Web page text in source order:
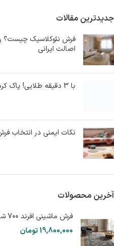
جدیدترین مقالات
فرش نئوکلاسیک چیست؟
اصالت ایرانی
با 3 دقیقه طلایی! پاک کردن لکه میوه از روی فرش را آسان کنید.
نکات ایمنی در انتخاب فرش کودک، 4
آخرین محصولات
فرش ماشینی افرند 700 شانه زمینه فیلی کد 7783
19,800,000تومان